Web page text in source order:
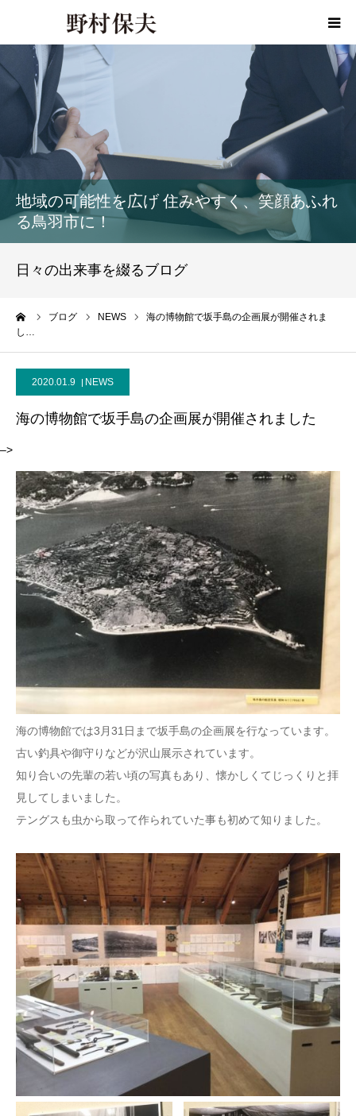
地域の可能性を広げ 住みやすく、笑顔あふれ
る鳥羽市に！
日々の出来事を綴るブログ
ブログ NEWS
海の博物館で坂手島の企画展が開催されま
し…
2020.01.9 NEWS
海の博物館で坂手島の企画展が開催されました
–>
海の博物館では3月31日まで坂手島の企画展を行なっています。
古い釣具や御守りなどが沢山展示されています。
知り合いの先輩の若い頃の写真もあり、懐かしくてじっくりと拝
見してしまいました。
テングスも虫から取って作られていた事も初めて知りました。
HOME
プロフィール
政策
活動報告